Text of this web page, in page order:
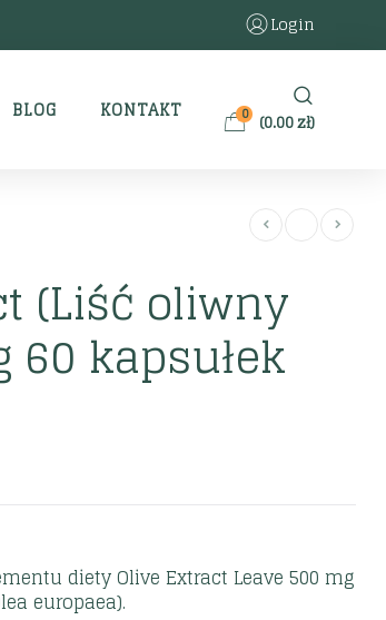
Login
BLOG KONTAKT 0 (0.00zł)
(Liść oliwny
kapsułek
diety Olive Extract Leave 500 mg
europaea).